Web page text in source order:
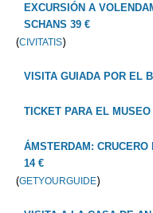
EXCURSIÓN A
SCHANS 39 €
(CIVITATIS)
VISITA GUIADA POR EL
TICKET PARA EL
ÁMSTERDAM:
14 €
(GETYOURGUIDE)